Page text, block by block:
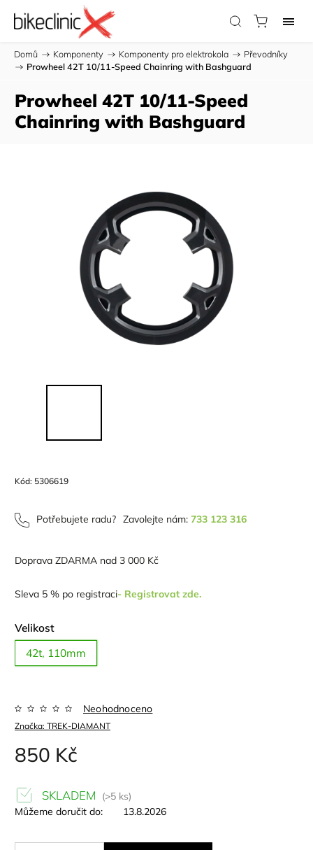
Domů / Komponenty / Komponenty pro elektrokola /
Převodníky
/
Prowheel 42T 10/11-Speed Chainring with Bashguard
Prowheel 42T 10/11-Speed
Chainring with Bashguard
Kód: 5306619
Potřebujete radu? Zavolejte nám: 733 123 316
Doprava ZDARMA nad 3 000 Kč
Sleva 5 % po registraci- Registrovat zde.
Velikost
42t, 110mm
Značka: TREK-DIAMANT
Neohodnoceno
850 Kč
SKLADEM
(>5 ks)
Můžeme doručit do:
13.8.2026